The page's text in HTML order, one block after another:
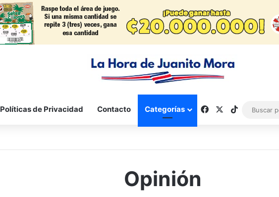
Políticas de Privacidad Contacto Categorías FacebookTikTok
Opinión